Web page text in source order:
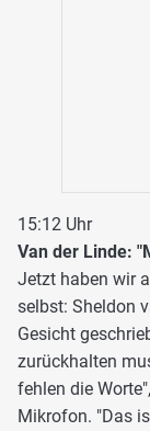
15:12 Uhr
Van der Linde:
Jetzt haben wir
selbst: Sheldon
Gesicht
zurückhalten
fehlen die
Mikrofon. "Das